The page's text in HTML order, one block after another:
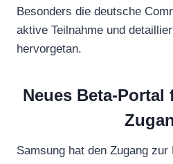
Besonders die deutsche
aktive Teilnahme und
hervorgetan.
Neues Beta-
Samsung hat den Zugang zur